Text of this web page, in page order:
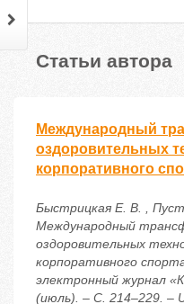
Статьи автора
Международный
оздоровительных
корпоративного
Быстрицкая Е. В. ,
Международный
оздоровительных
корпоративного
электронный журнал
(июль). – С. 214–229. –